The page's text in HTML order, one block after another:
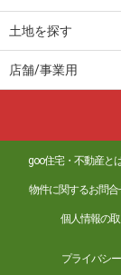
土地を探す
店舗/事業用
goo住宅・不動産と
物件に関するお問合
個人情報の
プライバシ